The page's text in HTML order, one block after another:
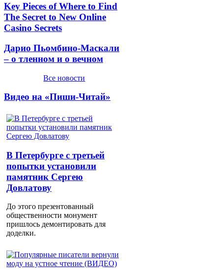
Key Pieces of Where to Find
The Secret to New Online
Casino Secrets
Дарио Пьомбино-Маскали
– о тленном и о вечном
Все новости
Видео на «Пиши-Читай»
В Петербурге с третьей
попытки установили
памятник Сергею
Довлатову
До этого презентованный
общественности монумент
пришлось демонтировать для
доделки.